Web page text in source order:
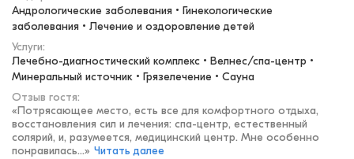
Андрологические заболевания • Гинекологические
заболевания • Лечение и оздоровление детей
Услуги:
Лечебно-диагностический комплекс • Велнес/спа-центр •
Минеральный источник • Грязелечение • Сауна
Отзыв гостя:
«Потрясающее место, есть все для комфортного отдыха,
восстановления сил и лечения: спа-центр, естественный
солярий, и, разумеется, медицинский центр. Мне особенно
понравилась...» Читать далее